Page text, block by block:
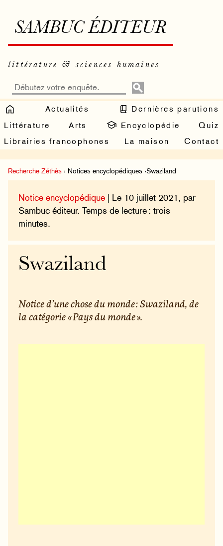
SAMBUC ÉDITEUR
littérature & sciences humaines
Actualités
Dernières parutions
Littérature
Arts Encyclopédie
Quiz
Librairies francophones
La maison Contact
Recherche Zéthès › Notices encyclopédiques ›Swaziland
Notice encyclopédique | Le 10 juillet 2021, par
Sambuc éditeur. Temps de lecture : trois
minutes.
Swaziland
Notice d’une chose du monde : Swaziland, de
la catégorie « Pays du monde ».